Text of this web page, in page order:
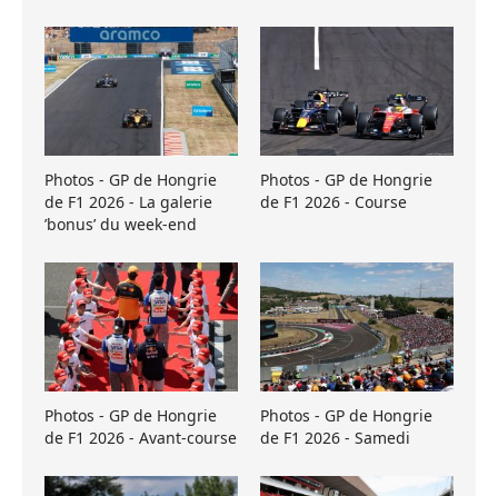
Photos - GP de Hongrie
de F1 2026 - La galerie
’bonus’ du week-end
Photos - GP de Hongrie
de F1 2026 - Course
Photos - GP de Hongrie
de F1 2026 - Avant-course
Photos - GP de Hongrie
de F1 2026 - Samedi